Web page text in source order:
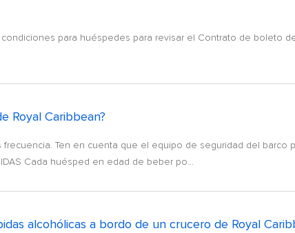
para huéspedes para revisar el Contrato de boleto
Royal Caribbean?
Ten en cuenta que el equipo de seguridad del barco
Cada huésped en edad de beber po...
alcohólicas a bordo de un crucero de Royal